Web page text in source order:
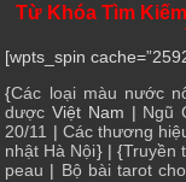
Từ Khóa Tìm
[wpts_spin
{Các loại màu nước
dược Việt Nam | Ngũ
20/11 | Các thương
nhật Hà Nội} | {Truyền
peau | Bộ bài tarot